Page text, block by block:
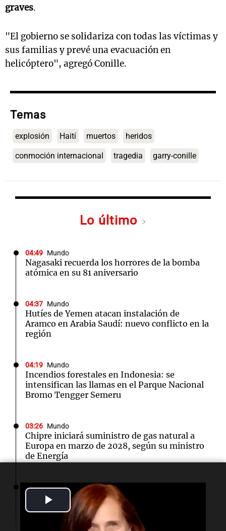
Play
Video
graves.
"El gobierno se solidariza con todas las víctimas y
sus familias y prevé una evacuación en
helicóptero", agregó Conille.
Temas
explosión Haití muertos heridos
conmoción internacional tragedia garry-conille
Lo último
04:49 Mundo
Nagasaki recuerda los horrores de la bomba
atómica en su 81 aniversario
04:37 Mundo
Hutíes de Yemen atacan instalación de
Aramco en Arabia Saudí: nuevo conflicto en la
región
04:19 Mundo
Incendios forestales en Indonesia: se
intensifican las llamas en el Parque Nacional
Bromo Tengger Semeru
03:26 Mundo
Chipre iniciará suministro de gas natural a
Europa en marzo de 2028, según su ministro
de Energía
02:13 Mundo
Más de 1.300 vuelos cancelados en Shanghái
ante la llegada del tifón Dolphin